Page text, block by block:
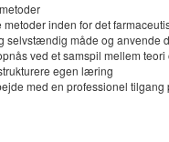
inden for det
selvstændig måde og anvende
ved et samspil mellem
egen læring
med en professionel